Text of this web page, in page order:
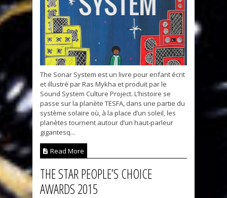
The Sonar System est un livre pour enfant écrit
et illustré par Ras Mykha et produit par le
Sound System Culture Project. L’histoire se
passe sur la planète TESFA, dans une partie du
système solaire où, à la place d’un soleil, les
planètes tournent autour d’un haut-parleur
gigantesq...
Read More
THE STAR PEOPLE’S CHOICE
AWARDS 2015